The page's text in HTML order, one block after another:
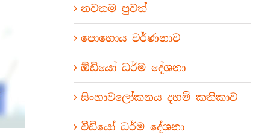
නවතම පුවත්
පොහොය වර්ණනාව
ඕඩියෝ ධර්ම දේශනා
සිංහාවලෝකනය දහම් කතිකාව
වීඩියෝ ධර්ම දේශනා